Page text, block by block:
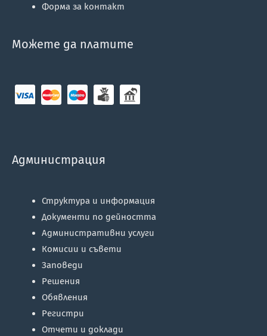
Форма за контакт
Можете да платите
Администрация
Структура и информация
Документи по дейността
Административни услуги
Комисии и съвети
Заповеди
Решения
Обявления
Регистри
Отчети и доклади